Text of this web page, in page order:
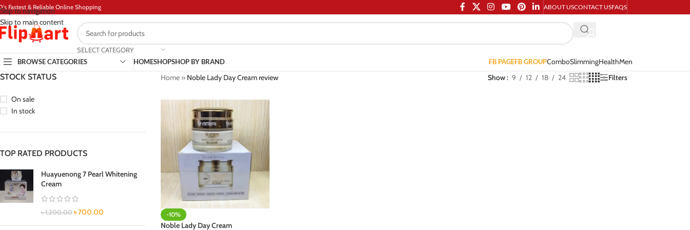
Skip to navigation
Skip to main content
Fastest & Reliable Online Shopping ABOUT USCONTACT USFAQS
SELECT CATEGORY
BROWSE CATEGORIES
HOMESHOPSHOP BY BRAND FB PAGEFB GROUPComboSlimmingHealthMen
STOCK STATUS
On sale
In stock
TOP RATED PRODUCTS
Huayuenong 7 Pearl Whitening
Cream
৳1,200.00 ৳700.00
Home» Noble Lady Day Cream review Show 9 12 18 24 Filters
-10%
Noble Lady Day Cream